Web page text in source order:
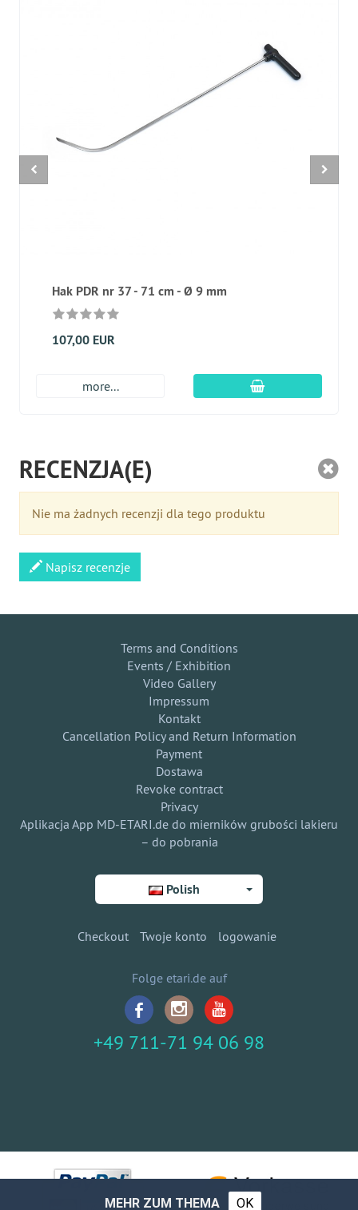
Hak PDR nr 37 - 71 cm - Ø 9 mm
107,00 EUR
more... dodaj do
RECENZJA(E)
Nie ma żadnych recenzji dla tego produktu
Napisz recenzje
Terms and Conditions
Events / Exhibition
Video Gallery
Impressum
Kontakt
Cancellation Policy and Return Information
Payment
Dostawa
Revoke contract
Privacy
Aplikacja App MD-ETARI.de do mierników grubości lakieru
– do pobrania
Polish
Checkout Twoje konto logowanie
Folge etari.de auf
+49 711-71 94 06 98
MEHR ZUM THEMA OK